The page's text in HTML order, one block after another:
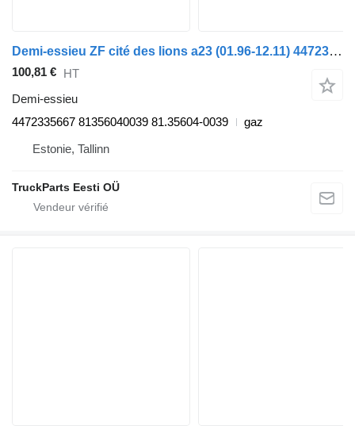
Demi-essieu ZF cité des lions a23 (01.96-12.11) 4472335667 pour MAN Lion's bus (1991-)
100,81 € HT
Demi-essieu
4472335667 81356040039 81.35604-0039
gaz
Estonie, Tallinn
TruckParts Eesti OÜ